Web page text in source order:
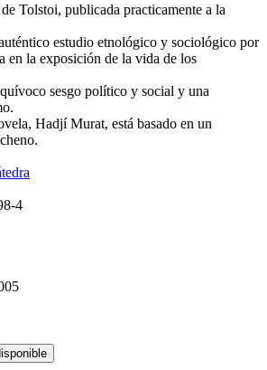
Tolstoi, publicada practicamente a la
estudio etnológico y sociológico por
en la exposición de la vida de los
sesgo político y social y una
Hadjí Murat, está basado en un
4